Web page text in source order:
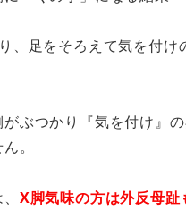
、足をそろえて気を付け
ぶつかり『気を付け』
。
X脚気味の方は外反母趾